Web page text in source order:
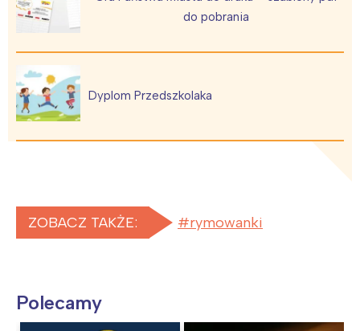
do pobrania
Dyplom Przedszkolaka
ZOBACZ TAKŻE: rymowanki
Polecamy